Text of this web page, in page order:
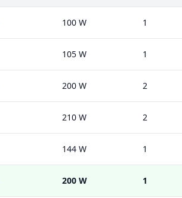
100 W 1
105 W 1
200 W 2
210 W 2
144 W 1
200 W 1